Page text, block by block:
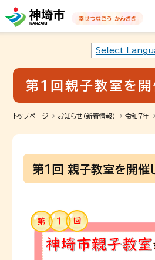
音声読み上げ用ナビゲーションです。
本文へ移動します
ページ最後（フッター）へ移動します
音声読み上げ用ナビゲーションはここまでで
Select
第1回親子教室を開
トップページ お知らせ（新着情報） 令和7年
第1回 親子教室を開催